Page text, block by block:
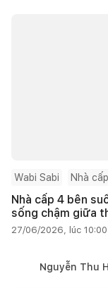
Wabi Sabi Nhà
Nhà cấp 4 bên
sống chậm giữa
27/06/2026, lúc 10:00
Nguyễn Thu